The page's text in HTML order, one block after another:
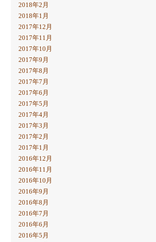
2018年2月
2018年1月
2017年12月
2017年11月
2017年10月
2017年9月
2017年8月
2017年7月
2017年6月
2017年5月
2017年4月
2017年3月
2017年2月
2017年1月
2016年12月
2016年11月
2016年10月
2016年9月
2016年8月
2016年7月
2016年6月
2016年5月